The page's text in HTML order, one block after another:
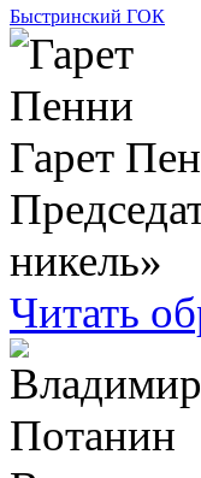
Быстринский ГОК
Гарет
никель»
Читать